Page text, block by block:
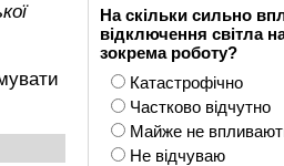
На скільки сильно
відключення світла
зокрема роботу?
Катастрофічно
Частково відчутно
Майже не
Не відчуваю